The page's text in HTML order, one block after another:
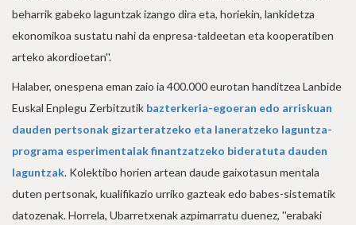
beharrik gabeko laguntzak izango dira eta, horiekin, lankidetza
ekonomikoa sustatu nahi da enpresa-taldeetan eta kooperatiben
arteko akordioetan''.
Halaber, onespena eman zaio ia 400.000 eurotan handitzea Lanbide
Euskal Enplegu Zerbitzutik bazterkeria-egoeran edo arriskuan
dauden pertsonak gizarteratzeko eta laneratzeko laguntza-
programa esperimentalak finantzatzeko bideratuta dauden
laguntzak. Kolektibo horien artean daude gaixotasun mentala
duten pertsonak, kualifikazio urriko gazteak edo babes-sistematik
datozenak. Horrela, Ubarretxenak azpimarratu duenez, ''erabaki